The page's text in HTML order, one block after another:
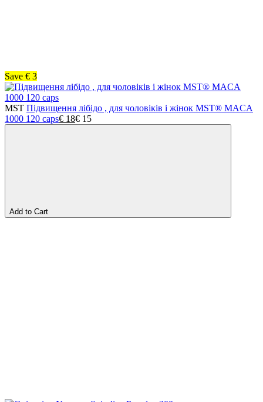
Save € 3
MST Підвищення лібідо , для чоловіків і жінок MST® MACA
1000 120 caps€ 18€ 15
Add to Cart